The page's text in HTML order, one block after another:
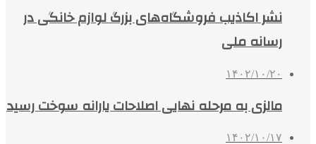
نشر اکاذیب فروشگاه‌های بزرگ لوازم خانگی در
رسانه ملی
۱۴۰۲/۱۰/۲۰
مالزی به مرحله نهایی اصلاحات یارانه سوخت رسید
۱۴۰۲/۱۰/۱۷